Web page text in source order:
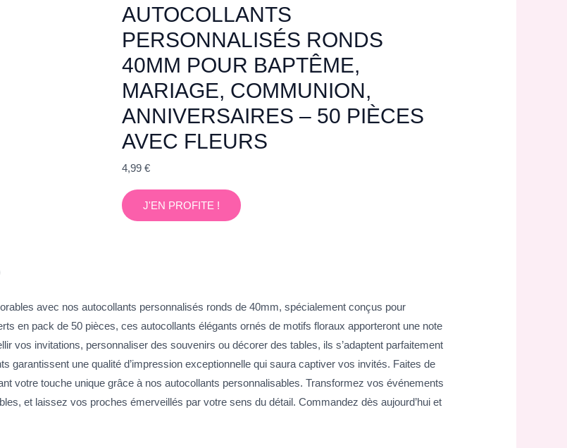
AUTOCOLLANTS
PERSONNALISÉS RONDS
40MM POUR BAPTÊME,
MARIAGE, COMMUNION,
ANNIVERSAIRES – 50 PIÈCES
AVEC FLEURS
4,99 €
J'EN PROFITE !
avec nos autocollants personnalisés ronds de 40mm, spécialement conçus pour
en pack de 50 pièces, ces autocollants élégants ornés de motifs floraux apporteront une note
vos invitations, personnaliser des souvenirs ou décorer des tables, ils s’adaptent parfaitement
garantissent une qualité d’impression exceptionnelle qui saura captiver vos invités. Faites de
votre touche unique grâce à nos autocollants personnalisables. Transformez vos événements
et laissez vos proches émerveillés par votre sens du détail. Commandez dès aujourd’hui et